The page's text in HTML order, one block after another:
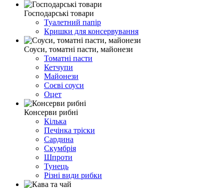
Господарські товари
Туалетний папір
Кришки для консервування
Соуси, томатні пасти, майонези
Томатні пасти
Кетчупи
Майонези
Соєві соуси
Оцет
Консерви рибні
Кілька
Печінка тріски
Сардина
Скумбрія
Шпроти
Тунець
Різні види рибки